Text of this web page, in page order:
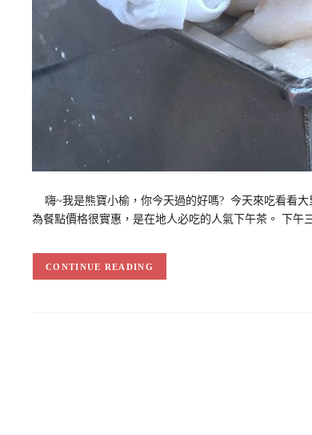
嗨~我是熊寶小榆，你今天過的好嗎? 今天來吃看看大
為餐點價格很實惠，是在地人必吃的人氣下午茶。 下
CONTINUE READING